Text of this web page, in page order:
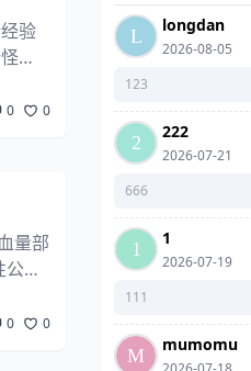
验
0 0
量部
公
0 0
longdan
2026-08-05
123
222
2026-07-21
666
1
2026-07-19
111
mumomu